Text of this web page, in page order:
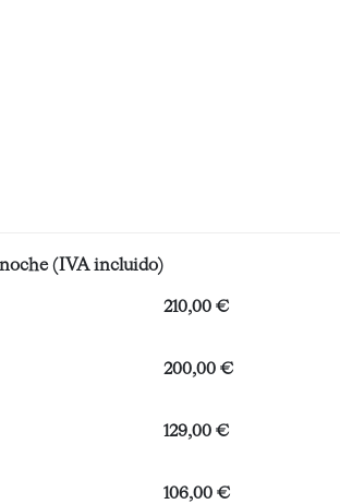
(IVA incluido)
210,00 €
200,00 €
129,00 €
106,00 €